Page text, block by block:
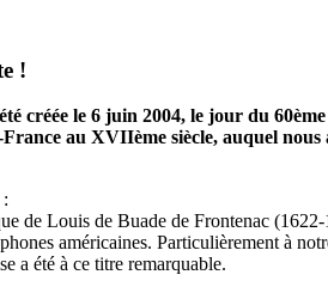
!
créée le 6 juin 2004, le jour du
au XVIIème siècle, auquel
de Louis de Buade de Frontenac
américaines. Particulièrement à
a été à ce titre remarquable.